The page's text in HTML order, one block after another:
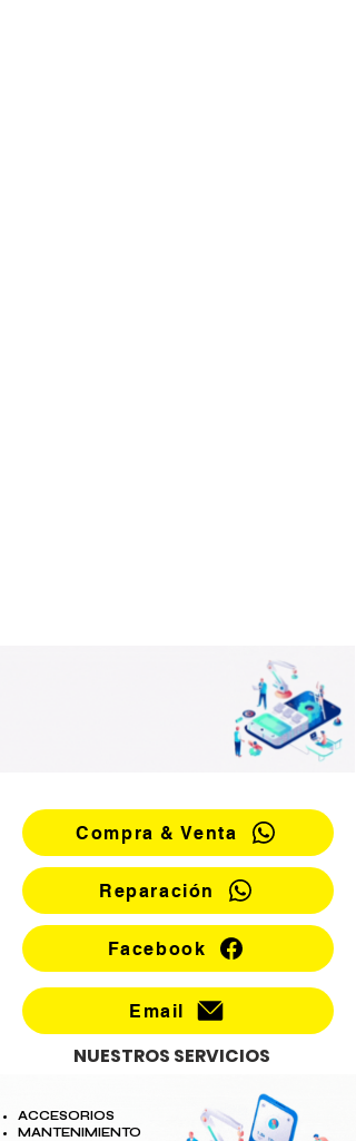
Compra & Venta
Reparación
Facebook
Email
NUESTROS SERVICIOS
ACCESORIOS
MANTENIMIENTO